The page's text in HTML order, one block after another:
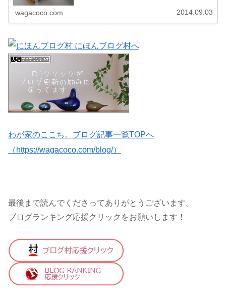
wagacoco.com 2014.09.03
わが家のここち。ブログ記事一覧TOPへ
（https://wagacoco.com/blog/）
最後まで読んでくださってありがとうございます。
ブログランキング応援クリックをお願いします！